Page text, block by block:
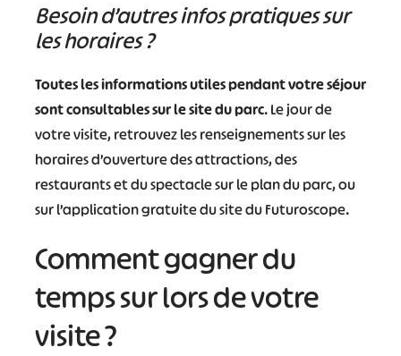
Besoin d’autres infos pratiques sur
les horaires ?
Toutes les informations utiles pendant votre séjour
sont consultables sur le site du parc. Le jour de
votre visite, retrouvez les renseignements sur les
horaires d’ouverture des attractions, des
restaurants et du spectacle sur le plan du parc, ou
sur l’application gratuite du site du Futuroscope.
Comment gagner du
temps sur lors de votre
visite ?